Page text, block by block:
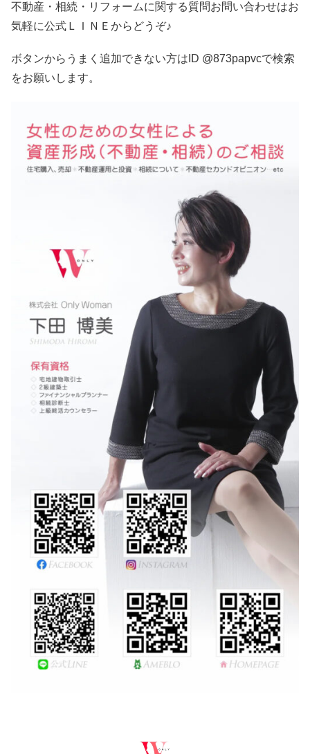
不動産・相続・リフォームに関する質問お問い合わせはお
気軽に公式ＬＩＮＥからどうぞ♪
ボタンからうまく追加できない方はID @873papvcで検索
をお願いします。